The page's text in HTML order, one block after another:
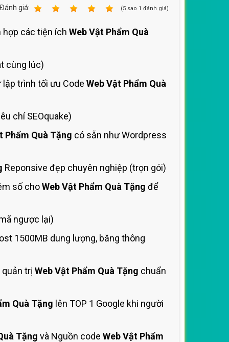
Ðánh giá: (5 sao 1 đánh giá)
các tiện ích Web Vật Phẩm Quà
cùng lúc)
trình tối ưu Code Web Vật Phẩm Quà
chí SEOquake)
Phẩm Quà Tặng có sẵn như Wordpress
Reponsive đẹp chuyên nghiệp (trọn gói)
số choWeb Vật Phẩm Quà Tặng để
ngược lại)
1500MB dung lượng, băng thông
trị Web Vật Phẩm Quà Tặng chuẩn
Quà Tặng lên TOP 1 Google khi người
Tặng và Nguồn code Web Vật Phẩm